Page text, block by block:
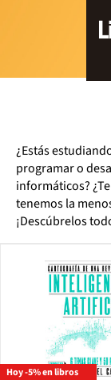
¿Estás
programar o
informáticos?
tenemos la
¡Descúbrelos
Hoy -5% en libros